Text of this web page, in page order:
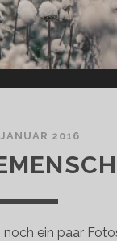
2016
ein paar